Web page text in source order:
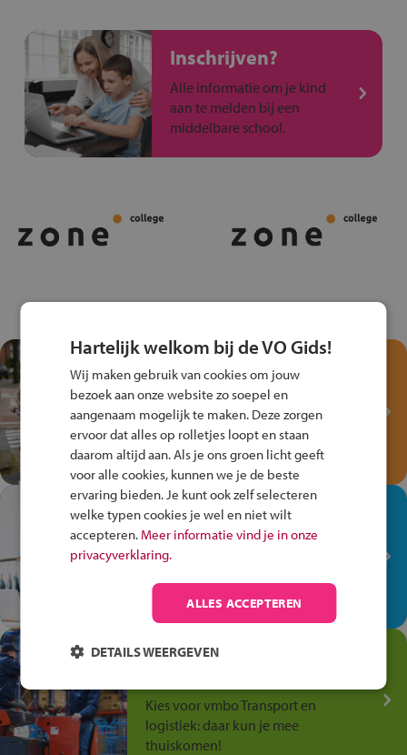
Inschrijven?
Alle informatie om je kind
aan te melden bij een
middelbare school.
Test je kennis met het
Fiets Veilig
Verkeersspel!
Speel het Fiets Veilig Verkeersspel
en win een Cortina-fiets!
In de winkel ben je op je
plek!
Ontdek via het vmbo jouw talent
op de winkelvloer, waar elke dag
anders is!
Jouw talent in de
Kies voor vmbo Transport en
logistiek: daar kun je mee
thuiskomen!
Hartelijk welkom bij de VO Gids!
Wij maken gebruik van cookies om jouw
bezoek aan onze website zo soepel en
aangenaam mogelijk te maken. Deze zorgen
ervoor dat alles op rolletjes loopt en staan
daarom altijd aan. Als je ons groen licht geeft
voor alle cookies, kunnen we je de beste
ervaring bieden. Je kunt ook zelf selecteren
welke typen cookies je wel en niet wilt
accepteren. Meer informatie vind je in onze
privacyverklaring.
ALLES ACCEPTEREN
DETAILS WEERGEVEN